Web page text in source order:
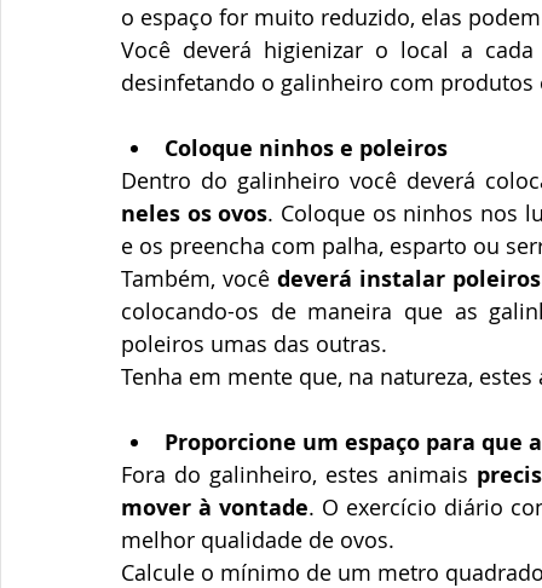
o espaço for muito reduzido, elas
Você deverá higienizar o local a
desinfetando o galinheiro com produtos
Coloque ninhos e poleiros
Dentro do galinheiro você deverá
neles os ovos. Coloque os ninhos nos
e os preencha com palha, esparto ou
Também, você deverá instalar
colocando-os de maneira que as
poleiros umas das outras.
Tenha em mente que, na natureza,
Proporcione um espaço para que
Fora do galinheiro, estes animais
mover à vontade. O exercício diário
melhor qualidade de ovos.
Calcule o mínimo de um metro